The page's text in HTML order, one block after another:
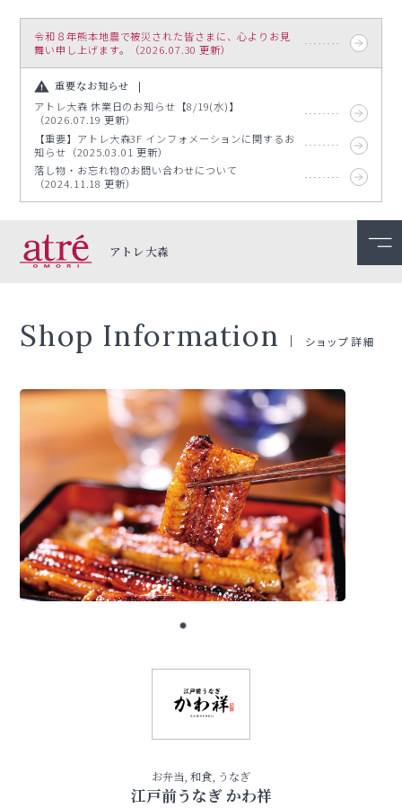
令和８年熊本地震で被災された皆さまに、心よりお見
舞い申し上げます。（2026.07.30 更新）
重要なお知らせ
アトレ大森 休業日のお知らせ【8/19(水)】
（2026.07.19 更新）
【重要】アトレ大森3F インフォメーションに関するお
知らせ（2025.03.01 更新）
落し物・お忘れ物のお問い合わせについて
（2024.11.18 更新）
アトレ大森
Shop Information ショップ詳細
お弁当, 和食, うなぎ
江戸前うなぎ かわ祥